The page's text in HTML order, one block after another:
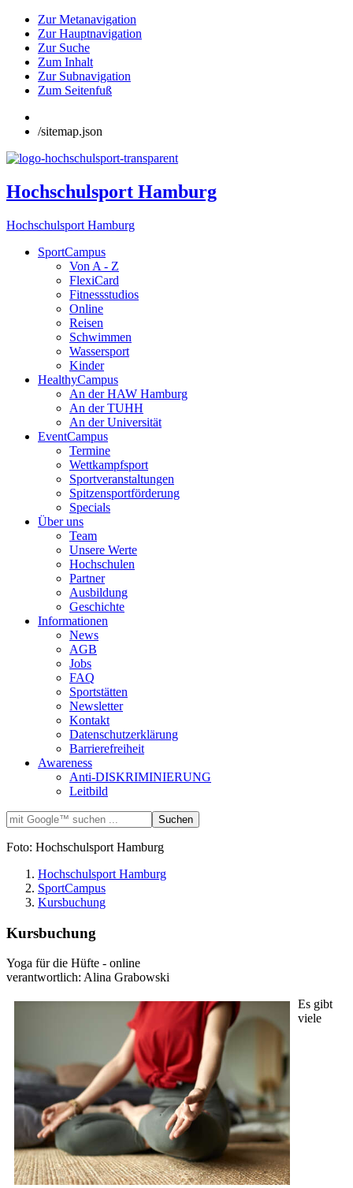
Zur Metanavigation
Zur Hauptnavigation
Zur Suche
Zum Inhalt
Zur Subnavigation
Zum Seitenfuß
/sitemap.json
Hochschulsport Hamburg
Hochschulsport Hamburg
SportCampus
Von A - Z
FlexiCard
Fitnessstudios
Online
Reisen
Schwimmen
Wassersport
Kinder
HealthyCampus
An der HAW Hamburg
An der TUHH
An der Universität
EventCampus
Termine
Wettkampfsport
Sportveranstaltungen
Spitzensportförderung
Specials
Über uns
Team
Unsere Werte
Hochschulen
Partner
Ausbildung
Geschichte
Informationen
News
AGB
Jobs
FAQ
Sportstätten
Newsletter
Kontakt
Datenschutzerklärung
Barrierefreiheit
Awareness
Anti-DISKRIMINIERUNG
Leitbild
Foto: Hochschulsport Hamburg
Hochschulsport Hamburg
SportCampus
Kursbuchung
Kursbuchung
Yoga für die Hüfte - online
verantwortlich: Alina Grabowski
Es gibt
viele